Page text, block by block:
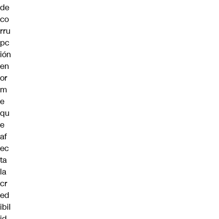
de
co
rru
pc
ión
en
or
m
e
qu
e
af
ec
ta
la
cr
ed
ibil